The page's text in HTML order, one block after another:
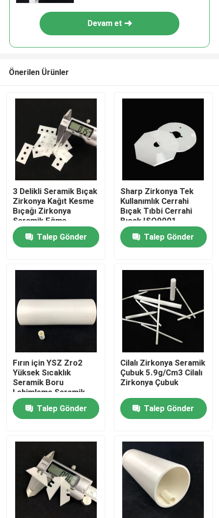
Ev
Hakkımızda
Fabrika turu
Kalite kontrol
Bize Ulaşın
Bir teklif isteği
Seramik Parçaların İşlenmesi
95 Alümina Seramik
Devam et
Önerilen Ürünler
3 Delikli Seramik Bıçak
Zirkonya Kağıt Kesme
Bıçağı Zirkonya
Seramik Eğme
Makinesi
Talep Gönder
Sharp Zirkonya Tek
Kullanımlık Cerrahi
Bıçak Tıbbi Cerrahi
Bıçak ISO9001
Talep Gönder
Fırın için YSZ Zro2
Yüksek Sıcaklık
Seramik Boru
Lehimleme Seramik
Boru
Talep Gönder
Cilalı Zirkonya Seramik
Çubuk 5.9g/Cm3 Cilalı
Zirkonya Çubuk
Talep Gönder